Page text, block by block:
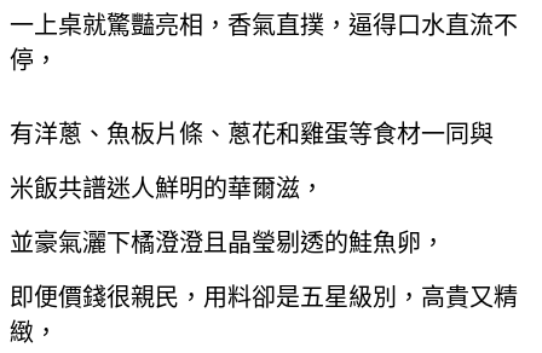
一上桌就驚豔亮相，香氣直撲，逼得口水直流不
停，
有洋蔥、魚板片條、蔥花和雞蛋等食材一同與
米飯共譜迷人鮮明的華爾滋，
並豪氣灑下橘澄澄且晶瑩剔透的鮭魚卵，
即便價錢很親民，用料卻是五星級別，高貴又精
緻，